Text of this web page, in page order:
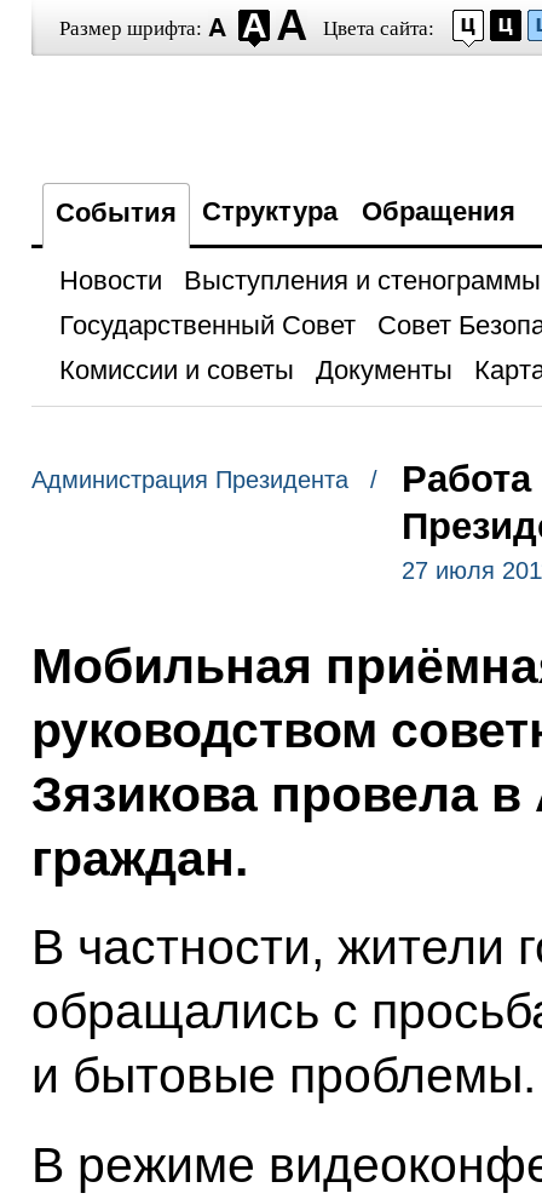
Размер шрифта: Цвета сайта:
События Структура Обращения
Новости
Выступления и стенограммы
Государственный Совет
Совет
Комиссии и советы
Документы
Администрация Президента /
27 июля
Мобильная
руководством
Зязикова провела
граждан.
В частности, жители
обращались с
и бытовые проблемы.
В режиме